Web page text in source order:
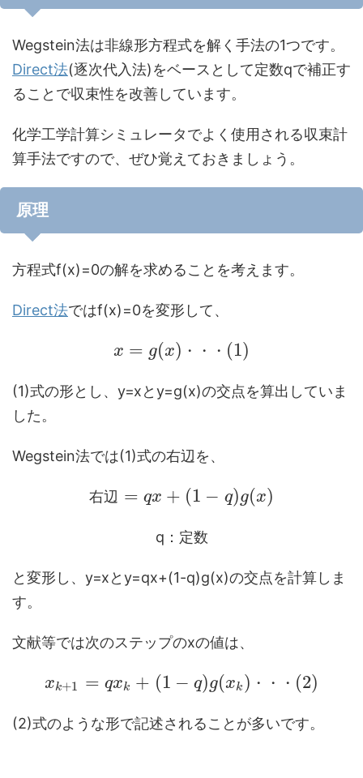
Wegstein法は非線形方程式を解く手法の1つです。
Direct法(逐次代入法)をベースとして定数qで補正す
ることで収束性を改善しています。
化学工学計算シミュレータでよく使用される収束計
算手法ですので、ぜひ覚えておきましょう。
原理
方程式f(x)=0の解を求めることを考えます。
Direct法ではf(x)=0を変形して、
x = g(x) ・ ・ ・ (1)
(1)式の形とし、y=xとy=g(x)の交点を算出していま
した。
Wegstein法では(1)式の右辺を、
右辺 = qx + (1 − q)g(x)
q：定数
と変形し、y=xとy=qx+(1-q)g(x)の交点を計算しま
す。
文献等では次のステップのxの値は、
xk+1 = qxk + (1 − q)g(xk ) ・ ・ ・ (2)
(2)式のような形で記述されることが多いです。